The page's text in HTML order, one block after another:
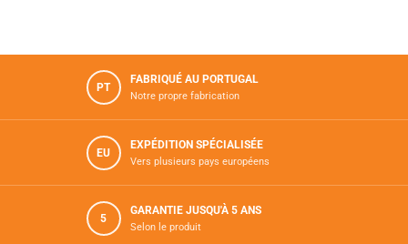
PT
FABRIQUÉ AU PORTUGAL
Notre propre fabrication
EU
EXPÉDITION SPÉCIALISÉE
Vers plusieurs pays européens
5
GARANTIE JUSQU'À 5 ANS
Selon le produit